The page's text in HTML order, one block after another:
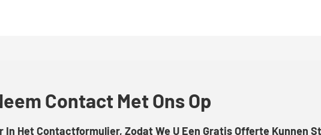
Contact Met Ons Op
Het Contactformulier, Zodat We U Een Gratis Offerte Kunnen